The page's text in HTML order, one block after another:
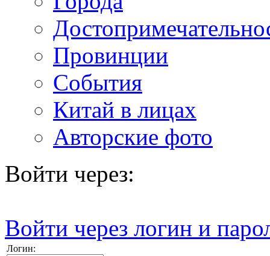
Провинции
События
Китай в лицах
Авторские фото
Войти через:
Войти через логин и
Логин: